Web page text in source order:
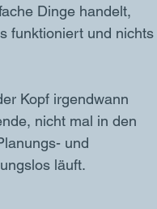
Dinge handelt,
funktioniert und nichts
Kopf irgendwann
nicht mal in den
und
läuft.